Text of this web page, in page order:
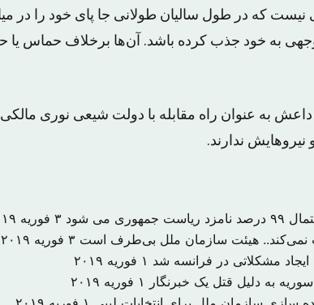
که در طول سالیان طولانی جا پای خود را در
به خود جذب کرده باشد. آن‌ها برخلاف حماس یا
به عنوان راه مقابله با دولت شیعی نوری مالکی
ندارند.
می شود
۳ فوریه ۲۰۱۹
نمی‌کند.. هیئت سازمان ملل بی‌طرف است ۳ فوریه ۲۰۱۹
ایجاد مشکلاتی در فرانسه شد ۱ فوریه ۲۰۱۹
۱ فوریه ۲۰۱۹